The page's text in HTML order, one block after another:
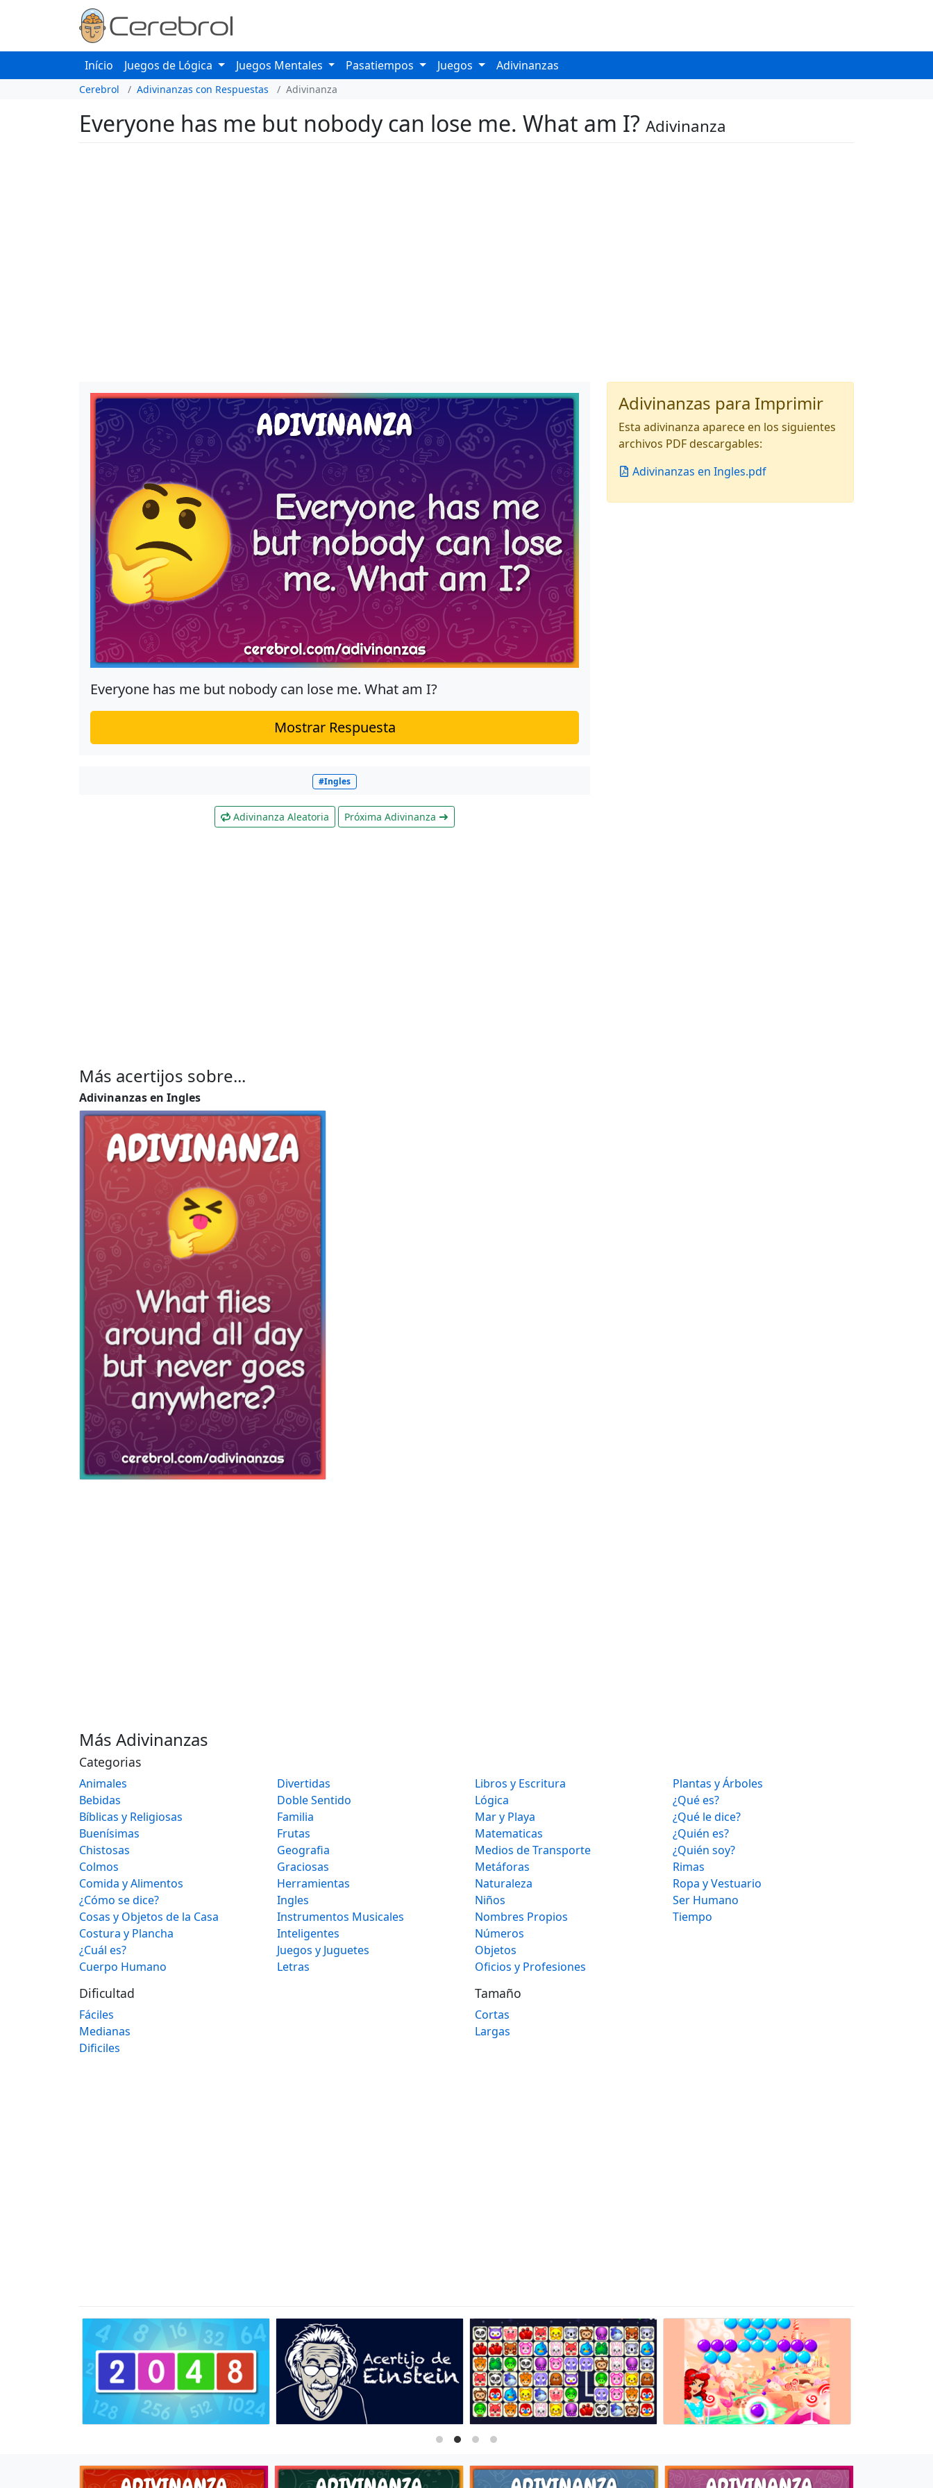
Início Juegos de Lógica Juegos Mentales Pasatiempos Juegos Adivinanzas
Cerebrol Adivinanzas con Respuestas Adivinanza
Everyone has me but nobody can lose me. What am I? Adivinanza
Everyone has me but nobody can lose me. What am I?
Mostrar Respuesta
#Ingles
Adivinanza Aleatoria Próxima Adivinanza
Adivinanzas para Imprimir
Esta adivinanza aparece en los siguientes
archivos PDF descargables:
Adivinanzas en Ingles.pdf
Más acertijos sobre...
Adivinanzas en Ingles
Más Adivinanzas
Categorias
Animales
Bebidas
Bíblicas y Religiosas
Buenísimas
Chistosas
Colmos
Comida y Alimentos
¿Cómo se dice?
Cosas y Objetos de la Casa
Costura y Plancha
¿Cuál es?
Cuerpo Humano
Divertidas
Doble Sentido
Familia
Frutas
Geografia
Graciosas
Herramientas
Ingles
Instrumentos Musicales
Inteligentes
Juegos y Juguetes
Letras
Libros y Escritura
Lógica
Mar y Playa
Matematicas
Medios de Transporte
Metáforas
Naturaleza
Niños
Nombres Propios
Números
Objetos
Oficios y Profesiones
Plantas y Árboles
¿Qué es?
¿Qué le dice?
¿Quién es?
¿Quién soy?
Rimas
Ropa y Vestuario
Ser Humano
Tiempo
Dificultad
Fáciles
Medianas
Dificiles
Tamaño
Cortas
Largas